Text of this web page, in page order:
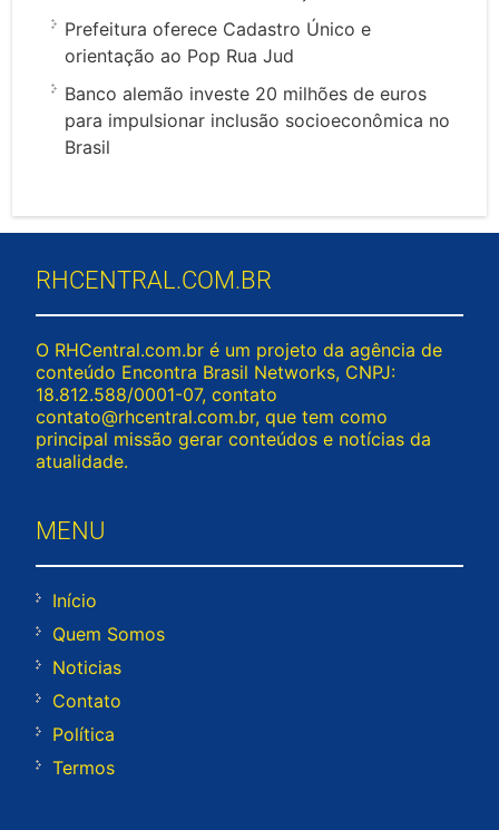
Prefeitura oferece Cadastro Único e
orientação ao Pop Rua Jud
Banco alemão investe 20 milhões de euros
para impulsionar inclusão socioeconômica no
Brasil
RHCENTRAL.COM.BR
O RHCentral.com.br é um projeto da agência de
conteúdo Encontra Brasil Networks, CNPJ:
18.812.588/0001-07, contato
contato@rhcentral.com.br, que tem como
principal missão gerar conteúdos e notícias da
atualidade.
MENU
Início
Quem Somos
Noticias
Contato
Política
Termos